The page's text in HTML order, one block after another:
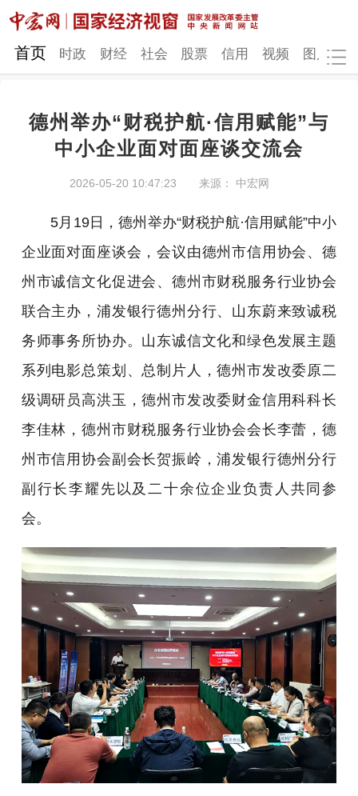
网站地图
时政 财经 社会 股票
图片
地方发展
首页 时政 财经 社会 股票 信用 视频 图片
德州举办“财税护航·信用赋能”与
中小企业面对面座谈交流会
2026-05-20 10:47:23 来源： 中宏网
5月19日，德州举办“财税护航·信用赋能”中小
企业面对面座谈会，会议由德州市信用协会、德
州市诚信文化促进会、德州市财税服务行业协会
联合主办，浦发银行德州分行、山东蔚来致诚税
务师事务所协办。山东诚信文化和绿色发展主题
系列电影总策划、总制片人，德州市发改委原二
级调研员高洪玉，德州市发改委财金信用科科长
李佳林，德州市财税服务行业协会会长李蕾，德
州市信用协会副会长贺振岭，浦发银行德州分行
副行长李耀先以及二十余位企业负责人共同参
会。